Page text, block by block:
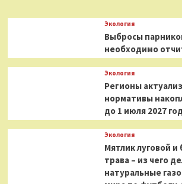
Экология
Выбросы
необходимо
Экология
Регионы
нормативы
до 1 июля 2027
Экология
Мятлик луговой и
трава – из чего
натуральные